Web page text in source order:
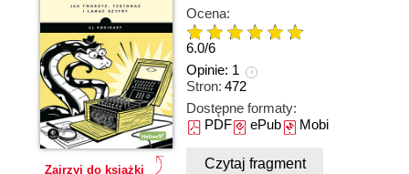
Zajrzyj do książki
Ocena:
6.0/6
Opinie: 1
Stron: 472
Dostępne formaty:
PDFePubMobi
Czytaj fragment